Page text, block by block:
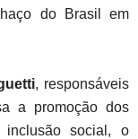
do Brasil em
, responsáveis
a promoção dos
social, o